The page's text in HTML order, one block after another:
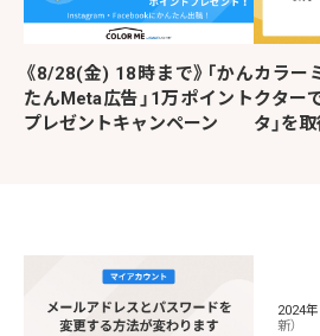
《8/28(金) 18時まで》「かん
たんMeta広告」1万ポイント
プレゼントキャンペーン
カラー
クター
タ」を
2024
新）